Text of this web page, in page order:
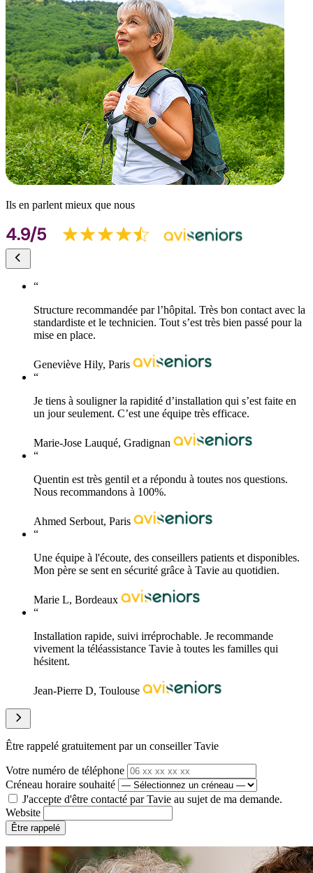
Ils en parlent mieux que nous
“
Structure recommandée par l’hôpital. Très bon contact avec la
standardiste et le technicien. Tout s’est très bien passé pour la
mise en place.
Geneviève Hily, Paris
“
Je tiens à souligner la rapidité d’installation qui s’est faite en
un jour seulement. C’est une équipe très efficace.
Marie-Jose Lauqué, Gradignan
“
Quentin est très gentil et a répondu à toutes nos questions.
Nous recommandons à 100%.
Ahmed Serbout, Paris
“
Une équipe à l'écoute, des conseillers patients et disponibles.
Mon père se sent en sécurité grâce à Tavie au quotidien.
Marie L, Bordeaux
“
Installation rapide, suivi irréprochable. Je recommande
vivement la téléassistance Tavie à toutes les familles qui
hésitent.
Jean-Pierre D, Toulouse
Être rappelé gratuitement par un conseiller Tavie
Votre numéro de téléphone
Créneau horaire souhaité
J'accepte d'être contacté par Tavie au sujet de ma demande.
Website
Être rappelé